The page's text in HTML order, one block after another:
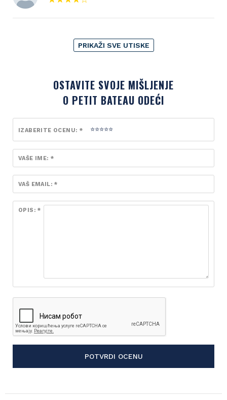
PRIKAŽI SVE UTISKE
OSTAVITE SVOJE MIŠLJENJE
O PETIT BATEAU ODEĆI
IZABERITE OCENU: *
VAŠE IME: *
VAŠ EMAIL: *
OPIS: *
POTVRDI OCENU